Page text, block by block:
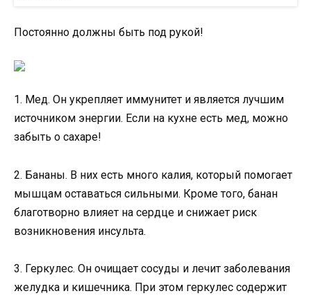
Постоянно должны быть под рукой!
1. Мед. Он укрепляет иммунитет и является лучшим
источником энергии. Если на кухне есть мед, можно
забыть о сахаре!
2. Бананы. В них есть много калия, который помогает
мышцам оставаться сильными. Кроме того, банан
благотворно влияет на сердце и снижает риск
возникновения инсульта.
3. Геркулес. Он очищает сосуды и лечит заболевания
желудка и кишечника. При этом геркулес содержит